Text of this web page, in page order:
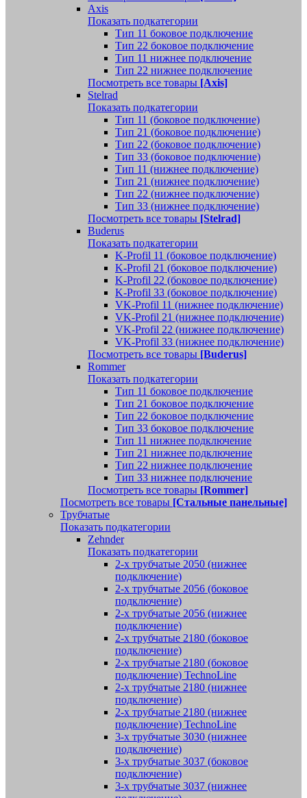
Axis
Показать подкатегории
Тип 11 боковое подключение
Тип 22 боковое подключение
Тип 11 нижнее подключение
Тип 22 нижнее подключение
Посмотреть все товары [Axis]
Stelrad
Показать подкатегории
Tип 11 (боковое подключение)
Тип 21 (боковое подключение)
Тип 22 (боковое подключение)
Тип 33 (боковое подключение)
Тип 11 (нижнее подключение)
Тип 21 (нижнее подключение)
Тип 22 (нижнее подключение)
Тип 33 (нижнее подключение)
Посмотреть все товары [Stelrad]
Buderus
Показать подкатегории
K-Profil 11 (боковое подключение)
K-Profil 21 (боковое подключение)
K-Profil 22 (боковое подключение)
K-Profil 33 (боковое подключение)
VK-Profil 11 (нижнее подключение)
VK-Profil 21 (нижнее подключение)
VK-Profil 22 (нижнее подключение)
VK-Profil 33 (нижнее подключение)
Посмотреть все товары [Buderus]
Rommer
Показать подкатегории
Тип 11 боковое подключение
Тип 21 боковое подключение
Тип 22 боковое подключение
Тип 33 боковое подключение
Тип 11 нижнее подключение
Тип 21 нижнее подключение
Тип 22 нижнее подключение
Тип 33 нижнее подключение
Посмотреть все товары [Rommer]
Посмотреть все товары [Стальные панельные]
Трубчатые
Показать подкатегории
Zehnder
Показать подкатегории
2-х трубчатые 2050 (нижнее
подключение)
2-х трубчатые 2056 (боковое
подключение)
2-х трубчатые 2056 (нижнее
подключение)
2-х трубчатые 2180 (боковое
подключение)
2-х трубчатые 2180 (боковое
подключение) TechnoLine
2-х трубчатые 2180 (нижнее
подключение)
2-х трубчатые 2180 (нижнее
подключение) TechnoLine
3-х трубчатые 3030 (нижнее
подключение)
3-х трубчатые 3037 (боковое
подключение)
3-х трубчатые 3037 (нижнее